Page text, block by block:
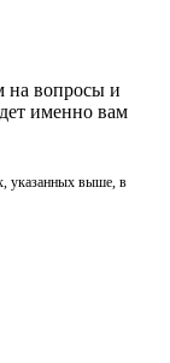
на вопросы и
именно вам
указанных выше, в